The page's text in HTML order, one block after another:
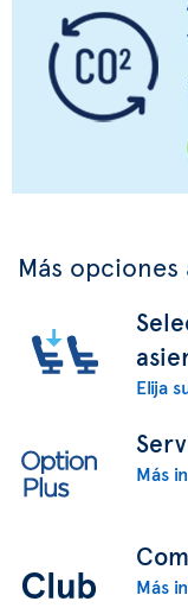
Más
Elija
Más
Más